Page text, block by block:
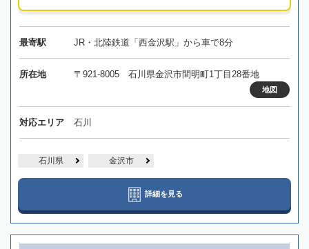
最寄駅 JR・北陸鉄道「西金沢駅」から車で8分
所在地 〒921-8005 石川県金沢市間明町1丁目28番地
地図
対応エリア 石川
石川県 金沢市
詳細を見る